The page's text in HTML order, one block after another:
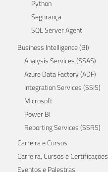
Python
Segurança
SQL Server Agent
Business Intelligence (BI)
Analysis Services (SSAS)
Azure Data Factory (ADF)
Integration Services (SSIS)
Microsoft
Power BI
Reporting Services (SSRS)
Carreira e Cursos
Carreira, Cursos e Certificações
Eventos e Palestras